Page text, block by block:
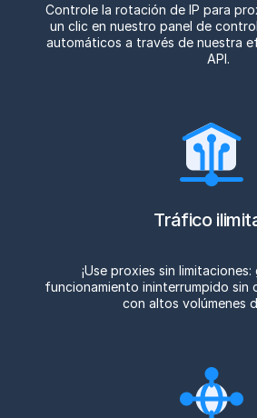
Controle la rotación de IP para
un clic en nuestro panel de
automáticos a través de nuestra
API.
Tráfico
¡Use proxies sin
funcionamiento ininterrumpido sin
con altos volúmenes